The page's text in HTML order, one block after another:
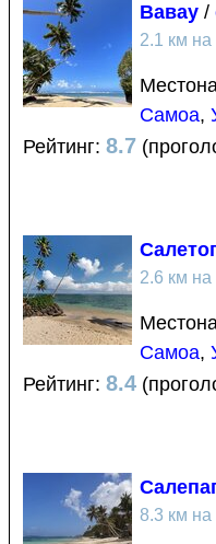
Вавау /
2.1 км на
Самоа,
Рейтинг: 8.7
2.6 км на
Самоа,
Рейтинг: 8.4
8.3 км на